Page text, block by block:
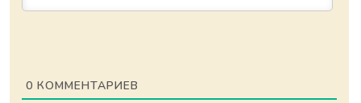
0 КОММЕНТАРИЕВ